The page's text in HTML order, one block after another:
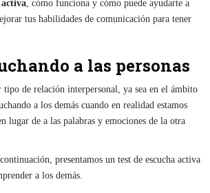
activa, cómo funciona y cómo puede ayudarte a
tus habilidades de comunicación para tener
a las personas
de relación interpersonal, ya sea en el ámbito
a los demás cuando en realidad estamos
lugar de a las palabras y emociones de la otra
presentamos un test de escucha activa
a los demás.